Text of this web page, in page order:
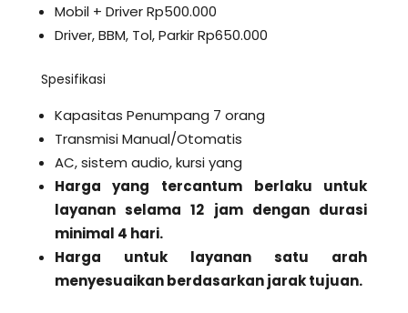
Mobil + Driver Rp500.000
Driver, BBM, Tol, Parkir Rp650.000
Spesifikasi
Kapasitas Penumpang 7 orang
Transmisi Manual/Otomatis
AC, sistem audio, kursi yang
Harga yang tercantum berlaku untuk
layanan selama 12 jam dengan durasi
minimal 4 hari.
Harga untuk layanan satu arah
menyesuaikan berdasarkan jarak tujuan.